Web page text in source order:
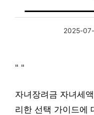
2025-
" "
자녀장려금 자녀세
리한 선택 가이드에